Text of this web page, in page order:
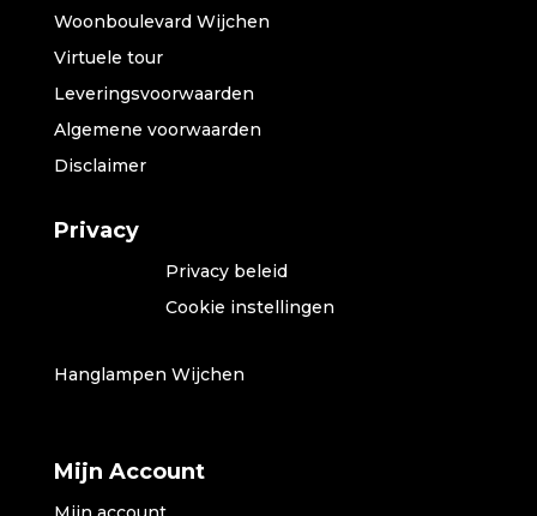
Woonboulevard Wijchen
Virtuele tour
Leveringsvoorwaarden
Algemene voorwaarden
Disclaimer
Privacy
Privacy beleid
Cookie instellingen
Hanglampen Wijchen
Mijn Account